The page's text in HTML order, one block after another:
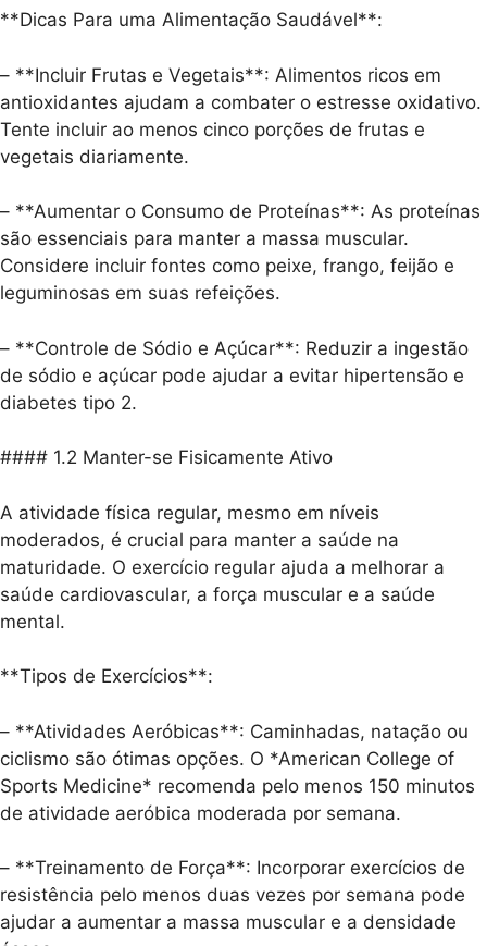
**Dicas Para uma Alimentação Saudável**:
– **Incluir Frutas e Vegetais**: Alimentos ricos em
antioxidantes ajudam a combater o estresse oxidativo.
Tente incluir ao menos cinco porções de frutas e
vegetais diariamente.
– **Aumentar o Consumo de Proteínas**: As proteínas
são essenciais para manter a massa muscular.
Considere incluir fontes como peixe, frango, feijão e
leguminosas em suas refeições.
– **Controle de Sódio e Açúcar**: Reduzir a ingestão
de sódio e açúcar pode ajudar a evitar hipertensão e
diabetes tipo 2.
#### 1.2 Manter-se Fisicamente Ativo
A atividade física regular, mesmo em níveis
moderados, é crucial para manter a saúde na
maturidade. O exercício regular ajuda a melhorar a
saúde cardiovascular, a força muscular e a saúde
mental.
**Tipos de Exercícios**:
– **Atividades Aeróbicas**: Caminhadas, natação ou
ciclismo são ótimas opções. O *American College of
Sports Medicine* recomenda pelo menos 150 minutos
de atividade aeróbica moderada por semana.
– **Treinamento de Força**: Incorporar exercícios de
resistência pelo menos duas vezes por semana pode
ajudar a aumentar a massa muscular e a densidade